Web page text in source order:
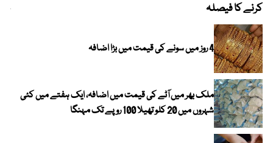
کرنے کا فیصلہ
4 روز میں سونے کی قیمت میں بڑا اضافہ
ملک بھر میں آٹے کی قیمت میں اضافہ، ایک ہفتے میں کئی
شہروں میں 20 کلو تھیلا 100 روپے تک مہنگا